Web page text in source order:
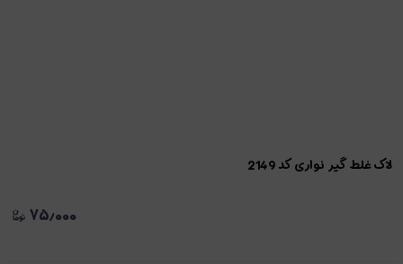
لاک غلط گیر نواری کد 2149
۷۵٫۰۰۰